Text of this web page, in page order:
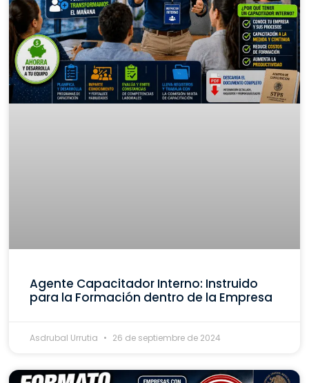
Agente Capacitador Interno: Instruido
para la Formación dentro de la Empresa
Asdrubal Urrutia 26 de septiembre de 2024